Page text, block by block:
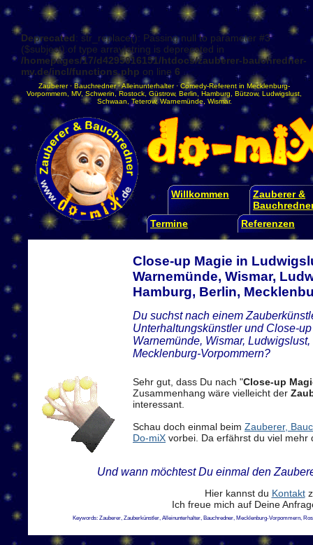
Deprecated: str_replace(): Passing null to parameter #3
($subject) of type array|string is deprecated in
/homepages/17/d4295016151/htdocs/zauberer-bauchredner-
mv.de/incl/functions.php on line 6
Zauberer·Bauchredner·Alleinunterhalter· Comedy-Referent in Mecklenburg-
Vorpommern
MV, Schwerin Rostock Güstrow, Berlin Hamburg Bützow, Ludwigslust
Schwaan ,Teterow,Warnemünde Wismar.
Willkommen
Zauberer &
Termine
Referenzen
Close-up Magie in
Warnemünde, Wismar,
Hamburg, Berlin,
Du suchst nach einem
Unterhaltungskünstler und Close-
Warnemünde, Wismar,
Mecklenburg-Vorpommern?
Sehr gut, dass Du nach "Close-up
Zusammenhang wäre vielleicht der
interessant.
Schau doch einmal beim Zauberer,
Do-miX vorbei. Da erfährst du viel mehr
Und wann möchtest Du einmal den
Hier kannst du Kontakt
Ich freue mich auf Deine
Keywords: Zauberer, Zauberkünstler, Alleinunterhalter, Bauchredner, Mecklenburg-Vorpommern,